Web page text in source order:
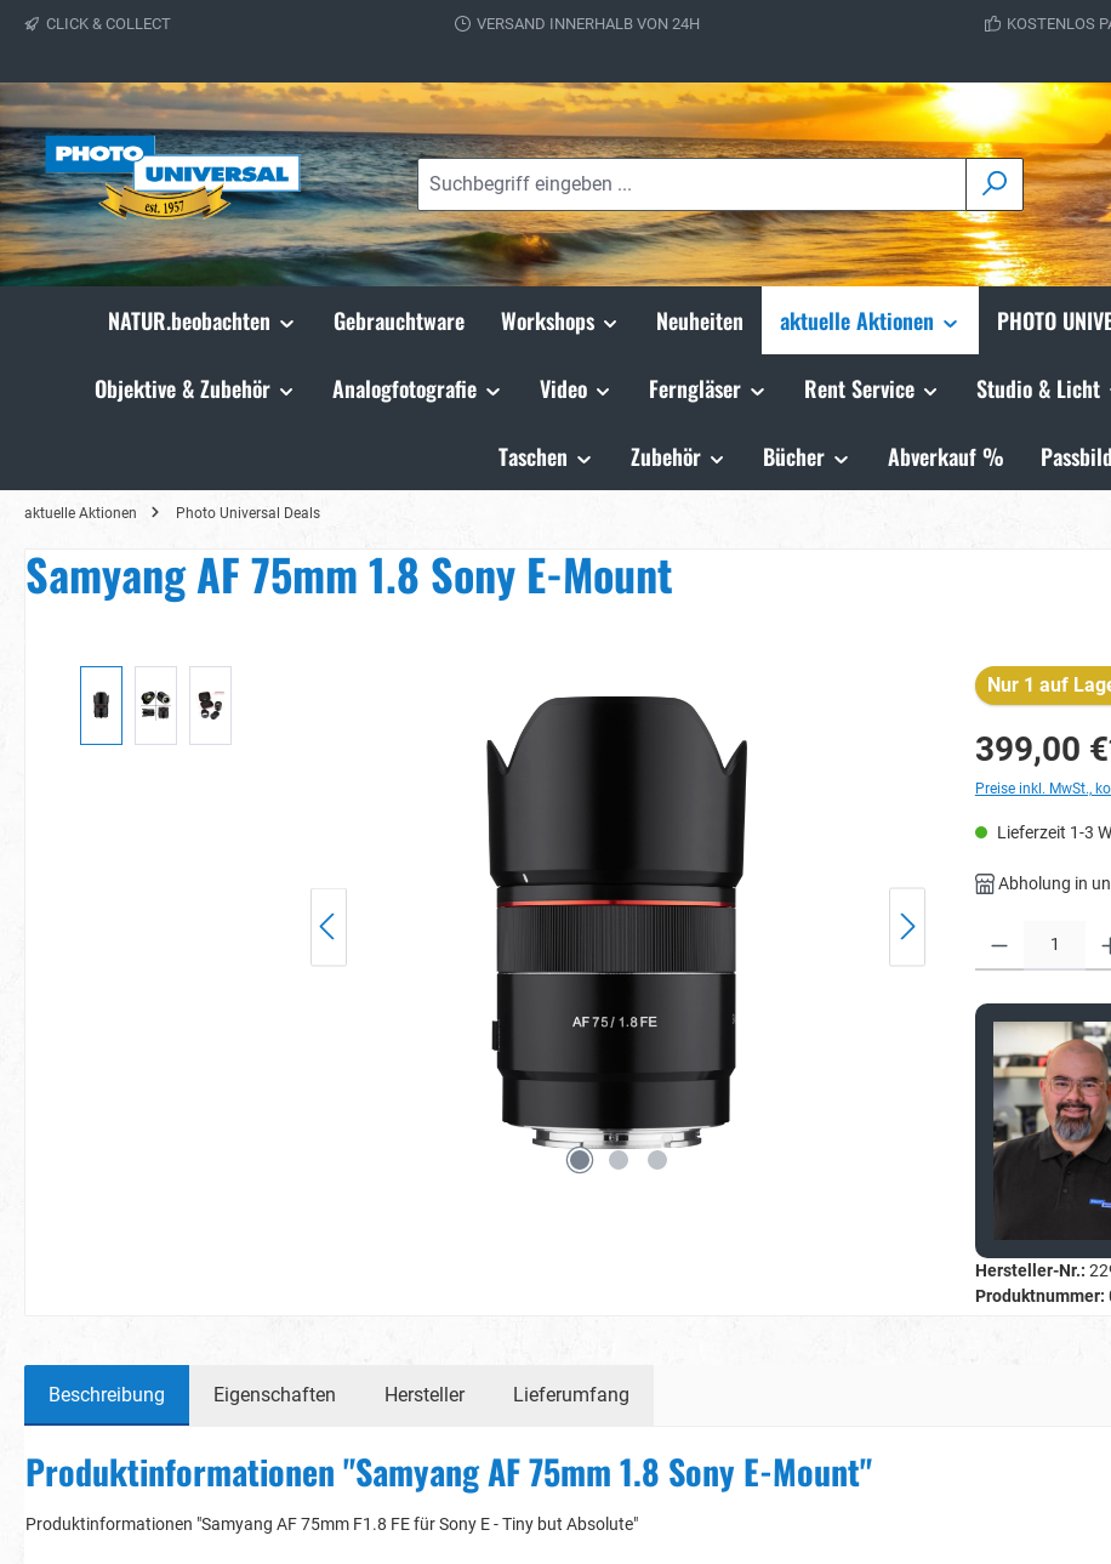
Zur Hauptnavigation springen
CLICK & COLLECT VERSAND INNERHALB VON 24H KOSTENLOS
NATUR.beobachten Gebrauchtware Workshops Neuheiten aktuelle Aktionen PHOTO
Objektive & Zubehör Analogfotografie Video Ferngläser Rent Service Studio & Licht
Taschen Zubehör Bücher Abverkauf %
aktuelle Aktionen Photo Universal Deals
Samyang AF 75mm 1.8 Sony E-Mount
Nur 1 auf
399,00
Preise inkl. MwSt.,
Lieferzeit 1-3
Abholung in
Hersteller-Nr.:
Produktnummer:
Beschreibung Eigenschaften Hersteller Lieferumfang
Produktinformationen "Samyang AF 75mm 1.8 Sony E-Mount"
Produktinformationen "Samyang AF 75mm F1.8 FE für Sony E - Tiny but Absolute"